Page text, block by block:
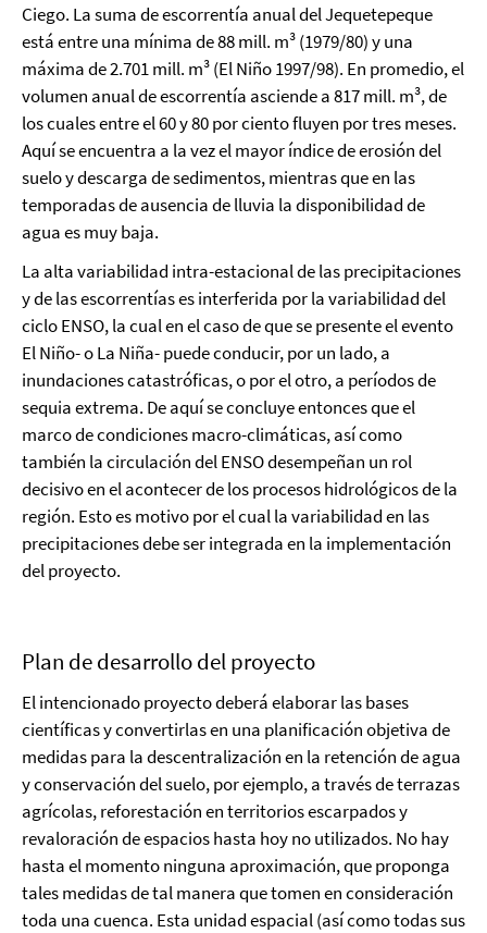
Ciego. La suma de escorrentía anual del Jequetepeque
está entre una mínima de 88 mill. m³ (1979/80) y una
máxima de 2.701 mill. m³ (El Niño 1997/98). En promedio, el
volumen anual de escorrentía asciende a 817 mill. m³, de
los cuales entre el 60 y 80 por ciento fluyen por tres meses.
Aquí se encuentra a la vez el mayor índice de erosión del
suelo y descarga de sedimentos, mientras que en las
temporadas de ausencia de lluvia la disponibilidad de
agua es muy baja.
La alta variabilidad intra-estacional de las precipitaciones
y de las escorrentías es interferida por la variabilidad del
ciclo ENSO, la cual en el caso de que se presente el evento
El Niño- o La Niña- puede conducir, por un lado, a
inundaciones catastróficas, o por el otro, a períodos de
sequia extrema. De aquí se concluye entonces que el
marco de condiciones macro-climáticas, así como
también la circulación del ENSO desempeñan un rol
decisivo en el acontecer de los procesos hidrológicos de la
región. Esto es motivo por el cual la variabilidad en las
precipitaciones debe ser integrada en la implementación
del proyecto.
Plan de desarrollo del proyecto
El intencionado proyecto deberá elaborar las bases
científicas y convertirlas en una planificación objetiva de
medidas para la descentralización en la retención de agua
y conservación del suelo, por ejemplo, a través de terrazas
agrícolas, reforestación en territorios escarpados y
revaloración de espacios hasta hoy no utilizados. No hay
hasta el momento ninguna aproximación, que proponga
tales medidas de tal manera que tomen en consideración
toda una cuenca. Esta unidad espacial (así como todas sus